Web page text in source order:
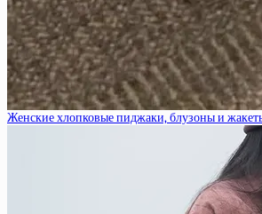
Женские хлопковые пиджаки, блузоны и